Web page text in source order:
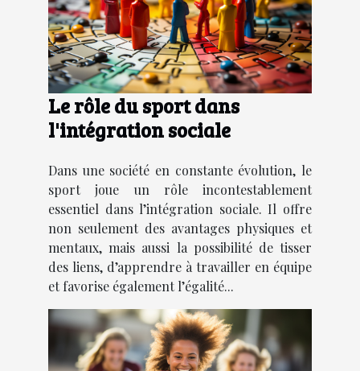
Le rôle du sport dans
l'intégration sociale
Dans une société en constante évolution, le
sport joue un rôle incontestablement
essentiel dans l’intégration sociale. Il offre
non seulement des avantages physiques et
mentaux, mais aussi la possibilité de tisser
des liens, d’apprendre à travailler en équipe
et favorise également l’égalité...